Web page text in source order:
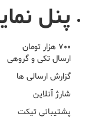
پنل
700 هزار تومان
ارسال تکی و گروهی
گزارش ارسالی ها
شارژ آنلاین
پشتیبانی تیکت